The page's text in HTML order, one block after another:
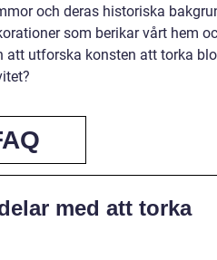
och deras historiska
som berikar vårt hem
att utforska konsten att torka
med att torka